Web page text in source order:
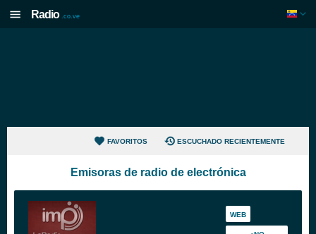
Radio .co.ve
FAVORITOS ESCUCHADO RECIENTEMENTE
Emisoras de radio de electrónica
WEB